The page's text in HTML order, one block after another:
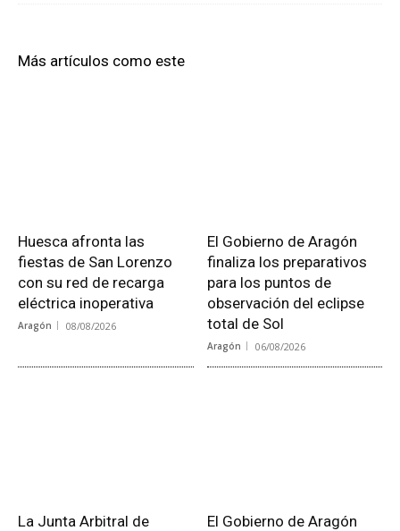
Más artículos como este
Huesca afronta las
fiestas de San Lorenzo
con su red de recarga
eléctrica inoperativa
Aragón 08/08/2026
El Gobierno de Aragón
finaliza los preparativos
para los puntos de
observación del eclipse
total de Sol
Aragón 06/08/2026
La Junta Arbitral de
El Gobierno de Aragón